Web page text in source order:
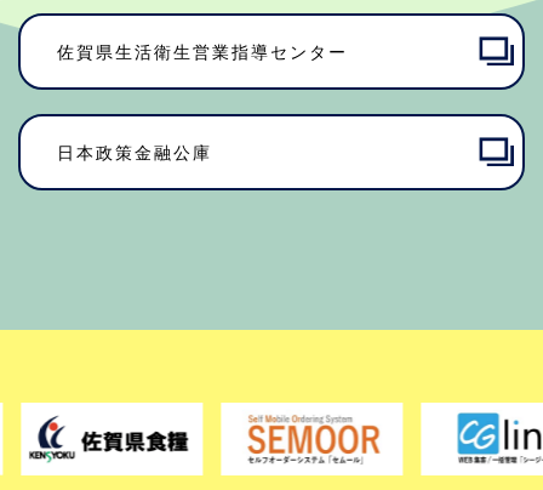
佐賀県⽣活衛⽣営業指導センター
日本政策金融公庫